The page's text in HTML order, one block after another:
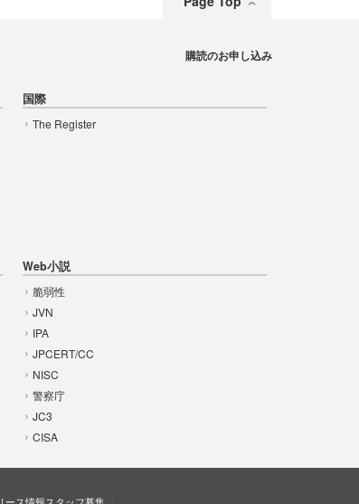
国際
The Register
Web小説
脆弱性
JVN
IPA
JPCERT/CC
NISC
警察庁
JC3
CISA
購読のお申し込み